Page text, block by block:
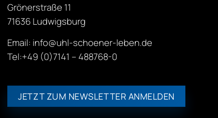
Grönerstraße 11
71636 Ludwigsburg
Email: info@uhl-schoener-leben.de
Tel:+49 (0)7141 – 488768-0
JETZT ZUM NEWSLETTER ANMELDEN